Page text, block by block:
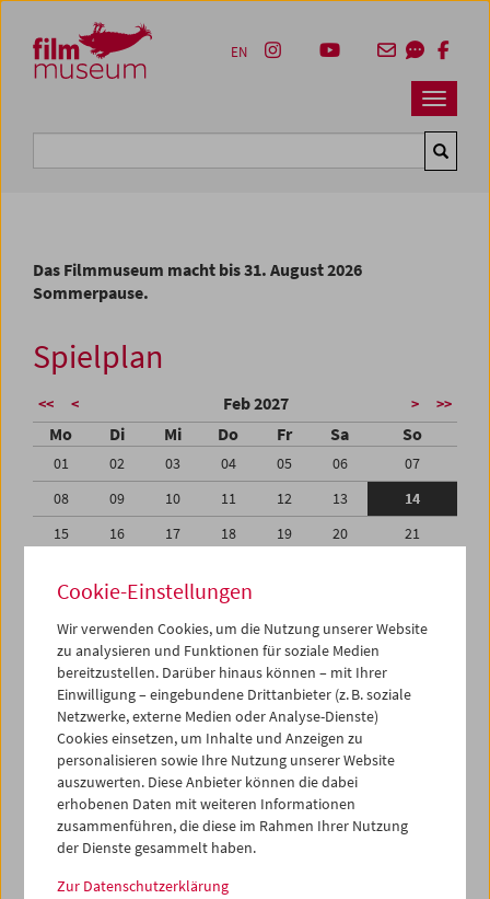
Zum Inhalt
Zum Hauptmenü
Zur Servicenavigation
Zum Suche
Navbar
EN
Das Filmmuseum macht bis 31. August 2026
Sommerpause.
Spielplan
<< < Feb 2027 > >>
Mo Di Mi Do Fr Sa So
01 02 03 04 05 06
07
08
09 10 11 12 13
14
15
16 17 18 19 20
21
01
02 03 04
08
09 10 11 12 13 14
iCalender
Programmheft-PDF
English language or subtitles
< Vorherige Woche
Cookie-Einstellungen
Wir verwenden Cookies, um die Nutzung unserer Website
zu analysieren und Funktionen für soziale Medien
bereitzustellen. Darüber hinaus können – mit Ihrer
Einwilligung – eingebundene Drittanbieter (z. B. soziale
Netzwerke, externe Medien oder Analyse-Dienste)
Cookies einsetzen, um Inhalte und Anzeigen zu
personalisieren sowie Ihre Nutzung unserer Website
auszuwerten. Diese Anbieter können die dabei
erhobenen Daten mit weiteren Informationen
zusammenführen, die diese im Rahmen Ihrer Nutzung
der Dienste gesammelt haben.
Zur Datenschutzerklärung